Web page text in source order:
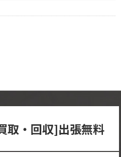
取・回収]出張無料